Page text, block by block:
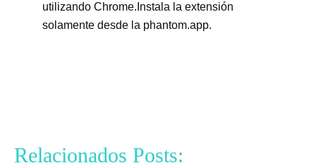
utilizando Chrome.Instala la extensión
solamente desde la phantom.app.
Relacionados Posts: